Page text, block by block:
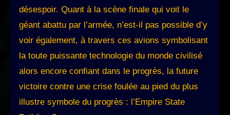
désespoir. Quant à la scène finale qui voit le
géant abattu par l’armée, n’est-il pas possible d’y
voir également, à travers ces avions symbolisant
la toute puissante technologie du monde civilisé
alors encore confiant dans le progrès, la future
victoire contre une crise foulée au pied du plus
illustre symbole du progrès : l’Empire State